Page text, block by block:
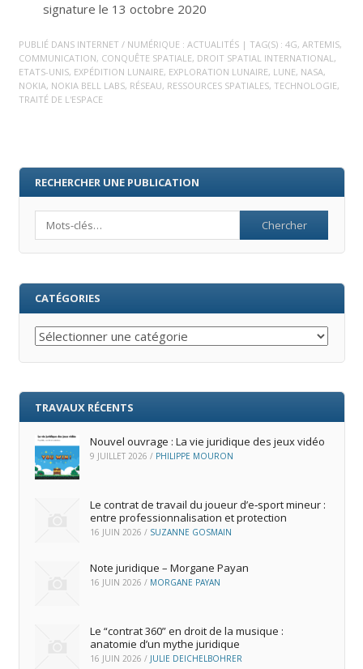
signature le 13 octobre 2020
PUBLIÉ DANS INTERNET / NUMÉRIQUE : ACTUALITÉS | TAG(S) : 4G, ARTEMIS,
COMMUNICATION, CONQUÊTE SPATIALE, DROIT SPATIAL INTERNATIONAL ,
ETATS-UNIS, EXPÉDITION LUNAIRE, EXPLORATION LUNAIRE, LUNE, NASA,
NOKIA, NOKIA BELL LABS, RÉSEAU, RESSOURCES SPATIALES, TECHNOLOGIE,
TRAITÉ DE L'ESPACE
RECHERCHER UNE PUBLICATION
CATÉGORIES
Catégories
TRAVAUX RÉCENTS
Nouvel ouvrage : La vie juridique des jeux vidéo
9 JUILLET 2026 / PHILIPPE MOURON
Le contrat de travail du joueur d’e‑sport mineur :
entre professionnalisation et protection
16 JUIN 2026 / SUZANNE GOSMAIN
Note juridique – Morgane Payan
16 JUIN 2026 / MORGANE PAYAN
Le “contrat 360” en droit de la musique :
anatomie d’un mythe juridique
16 JUIN 2026 / JULIE DEICHELBOHRER